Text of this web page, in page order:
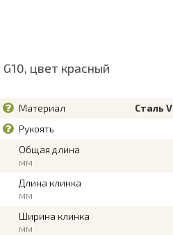
цвет красный
Материал
Сталь
Рукоять
Общая длина
мм
Длина клинка
мм
Ширина клинка
мм